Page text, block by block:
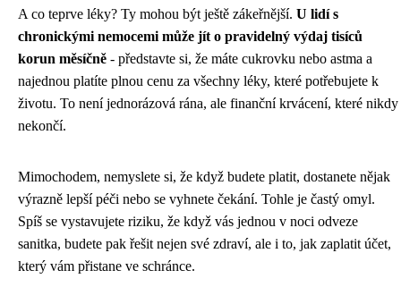
A co teprve léky? Ty mohou být ještě zákeřnější. U lidí s
chronickými nemocemi může jít o pravidelný výdaj tisíců
korun měsíčně - představte si, že máte cukrovku nebo astma a
najednou platíte plnou cenu za všechny léky, které potřebujete k
životu. To není jednorázová rána, ale finanční krvácení, které nikdy
nekončí.
Mimochodem, nemyslete si, že když budete platit, dostanete nějak
výrazně lepší péči nebo se vyhnete čekání. Tohle je častý omyl.
Spíš se vystavujete riziku, že když vás jednou v noci odveze
sanitka, budete pak řešit nejen své zdraví, ale i to, jak zaplatit účet,
který vám přistane ve schránce.